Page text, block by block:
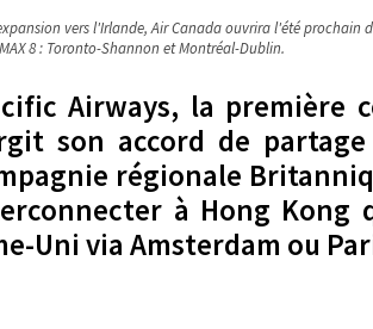
vers l'Irlande, Air Canada ouvrira l'été prochain
8 : Toronto-Shannon et Montréal-Dublin.
Airways, la première
son accord de
régionale
à Hong Kong
Uni via Amsterdam ou